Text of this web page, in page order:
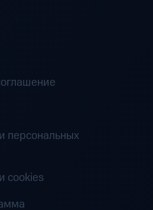
персональных
cookies